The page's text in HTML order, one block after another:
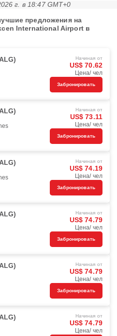
г. в 18:47 GMT+0
предложения на
International Airport в
Начиная от
US$ 70.62
Цена/ чел
Забронировать
Начиная от
US$ 73.11
Цена/ чел
Забронировать
Начиная от
US$ 74.19
Цена/ чел
Забронировать
Начиная от
US$ 74.79
Цена/ чел
Забронировать
Начиная от
US$ 74.79
Цена/ чел
Забронировать
Начиная от
US$ 74.79
Цена/ чел